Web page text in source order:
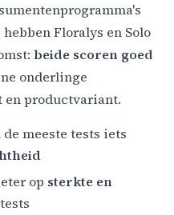
Floralys en Solo
beide scoren goed
onderlinge
en productvariant.
meeste tests iets
op sterkte en